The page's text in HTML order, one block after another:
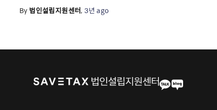
By 법인설립지원센터,3년 ago